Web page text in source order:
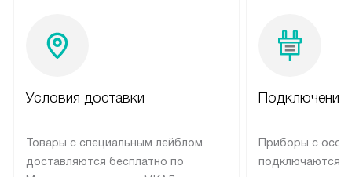
Условия доставки
Товары с специальным лейблом
доставляются бесплатно по
Подключение
Приборы с
подключаются к